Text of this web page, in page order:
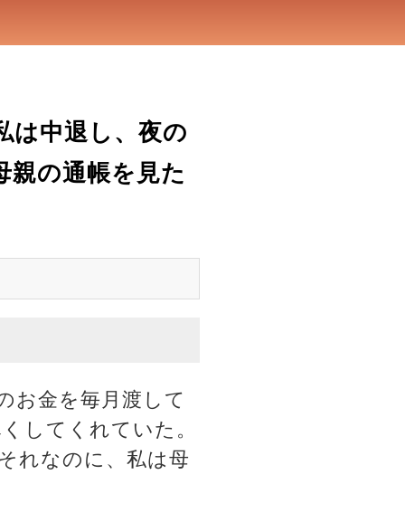
は中退し、夜の
親の通帳を見た
お金を毎月渡して
してくれていた。
れなのに、私は母